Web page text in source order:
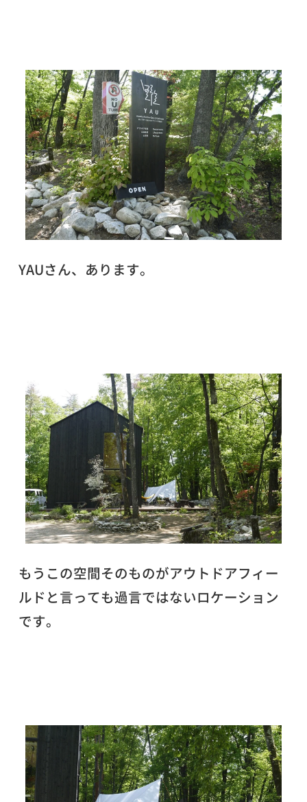
YAUさん、あります。
もうこの空間そのものがアウトドアフィー
ルドと言っても過言ではないロケーション
です。